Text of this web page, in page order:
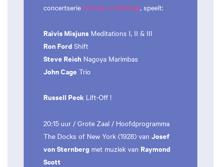
concertserie Echoes of Nothing, speelt:
Raivis Misjuns Meditations I, II & III
Ron Ford Shift
Steve Reich Nagoya Marimbas
John Cage Trio
Russell Peck Lift-Off !
20:15 uur / Grote Zaal / Hoofdprogramma
The Docks of New York (1928) van Josef
von Sternberg met muziek van Raymond
Scott